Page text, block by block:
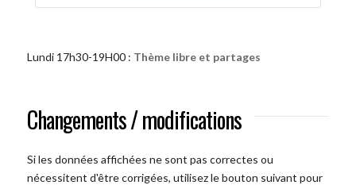
Lundi 17h30-19H00 : Thème libre et partages
Changements / modifications
Si les données affichées ne sont pas correctes ou
nécessitent d'être corrigées, utilisez le bouton suivant pour